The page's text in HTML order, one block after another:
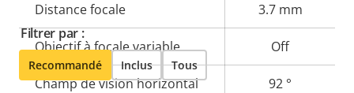
Description
de la
propriété
la
propriété
Distance focale 3.7 mm
Objectif à focale variable Off
Champ de vision horizontal 92 °
Filtrer par :
Recommandé Inclus Tous